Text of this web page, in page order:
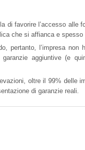
di favorire l’accesso alle
che si affianca e
pertanto, l’impresa
garanzie aggiuntive (e
oltre il 99% delle
di garanzie reali.